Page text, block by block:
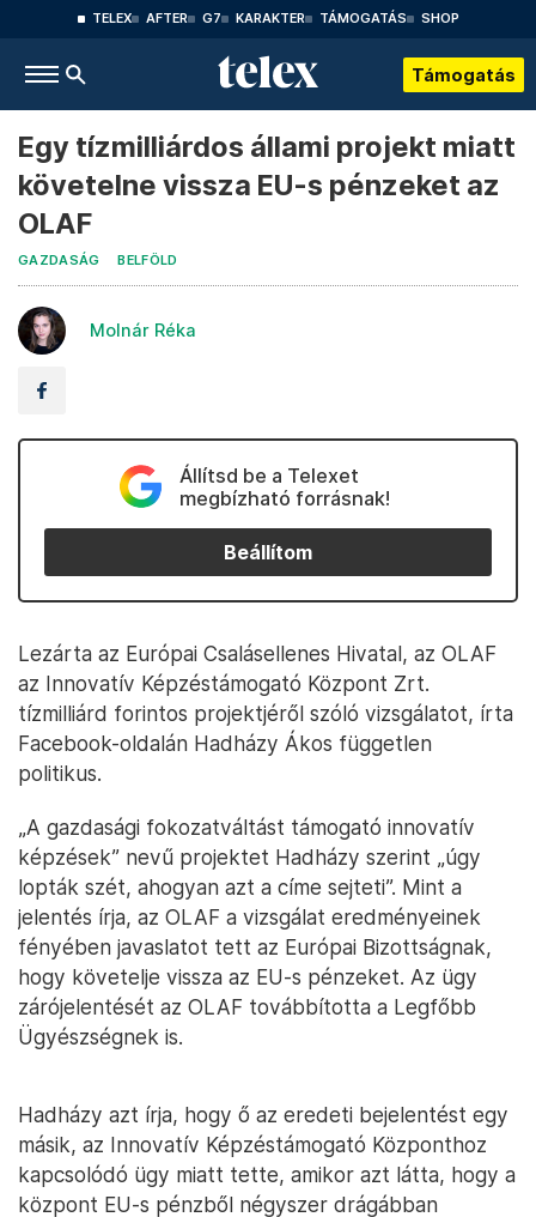
TELEX AFTER G7 KARAKTER TÁMOGATÁS SHOP
Támogatás
Egy tízmilliárdos állami projekt miatt
követelne vissza EU-s pénzeket az
OLAF
GAZDASÁG BELFÖLD
Molnár Réka
Állítsd be a Telexet
megbízható forrásnak!
Beállítom
Lezárta az Európai Csalásellenes Hivatal, az OLAF
az Innovatív Képzéstámogató Központ Zrt.
tízmilliárd forintos projektjéről szóló vizsgálatot, írta
Facebook-oldalán Hadházy Ákos független
politikus.
„A gazdasági fokozatváltást támogató innovatív
képzések” nevű projektet Hadházy szerint „úgy
lopták szét, ahogyan azt a címe sejteti”. Mint a
jelentés írja, az OLAF a vizsgálat eredményeinek
fényében javaslatot tett az Európai Bizottságnak,
hogy követelje vissza az EU-s pénzeket. Az ügy
zárójelentését az OLAF továbbította a Legfőbb
Ügyészségnek is.
Hadházy azt írja, hogy ő az eredeti bejelentést egy
másik, az Innovatív Képzéstámogató Központhoz
kapcsolódó ügy miatt tette, amikor azt látta, hogy a
központ EU-s pénzből négyszer drágábban